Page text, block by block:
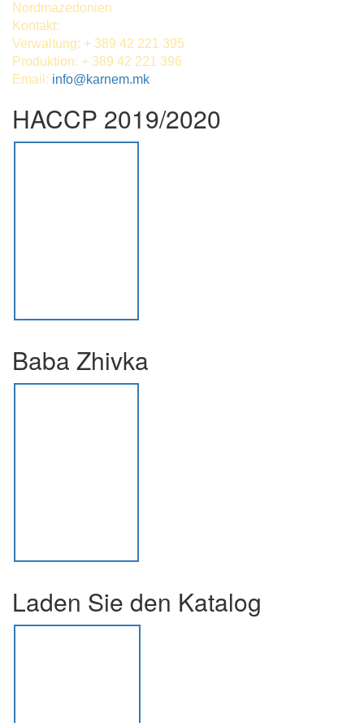
Nordmazedonien
Kontakt:
Verwaltung: + 389 42 221 395
Produktion: + 389 42 221 396
Email: info@karnem.mk
HACCP 2019/2020
Baba Zhivka
Laden Sie den Katalog